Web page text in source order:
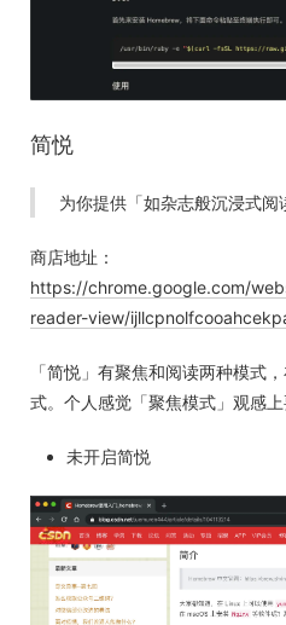
简悦
为你提供「如杂志般沉浸式阅
商店地址：
https://chrome.google.com/
reader-view/
「简悦」有聚焦和阅读两种模式
式。个人感觉「聚焦模式」观感上
未开启简悦